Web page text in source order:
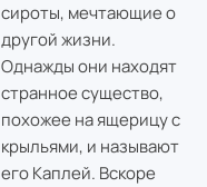
сироты, мечтающие о
другой жизни.
Однажды они находят
странное существо,
похожее на ящерицу с
крыльями, и называют
его Каплей. Вскоре